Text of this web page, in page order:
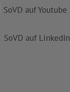
SoVD auf Youtube
SoVD auf LinkedIn